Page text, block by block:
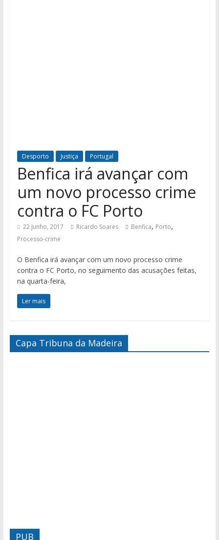
Desporto Justiça Portugal
Benfica irá avançar com
um novo processo crime
contra o FC Porto
22 Junho, 2017 Ricardo Soares Benfica, Porto,
Processo-crime
O Benfica irá avançar com um novo processo crime
contra o FC Porto, no seguimento das acusações feitas,
na quarta-feira,
Ler mais
Capa Tribuna da Madeira
PUB